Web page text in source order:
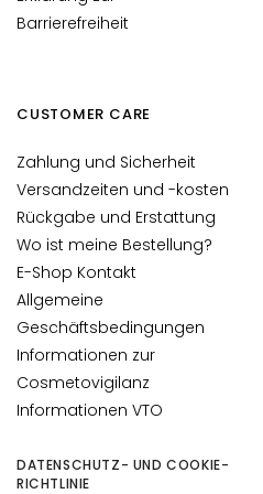
s
t
r
e
i
n
i
g
u
n
g
P
e
Barrierefreiheit
CUSTOMER CARE
Zahlung und Sicherheit
Versandzeiten und -kosten
Rückgabe und Erstattung
Wo ist meine Bestellung?
E-Shop Kontakt
Allgemeine
Geschäftsbedingungen
Informationen zur
Cosmetovigilanz
Informationen VTO
DATENSCHUTZ- UND COOKIE-
RICHTLINIE